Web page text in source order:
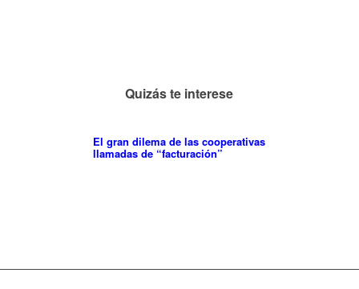
Quizás te interese
El gran dilema de las cooperativas
llamadas de “facturación”